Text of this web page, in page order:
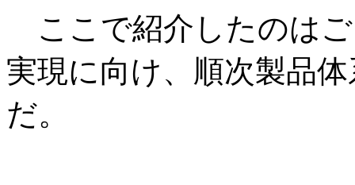
ここで紹介したのは
実現に向け、順次製品
だ。